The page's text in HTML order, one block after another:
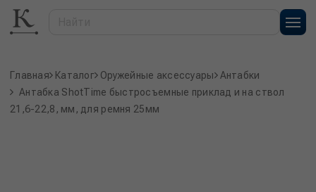
Главная Каталог Оружейные аксессуары
Антабки
Антабка ShotTime быстросъемные приклад и на ствол
21,6-22,8, мм, для ремня 25мм